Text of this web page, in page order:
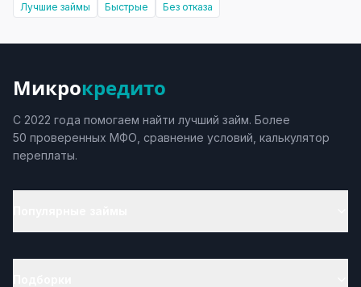
Лучшие займы Быстрые Без отказа
Микрокредито
С 2022 года помогаем найти лучший займ. Более
50 проверенных МФО, сравнение условий, калькулятор
переплаты.